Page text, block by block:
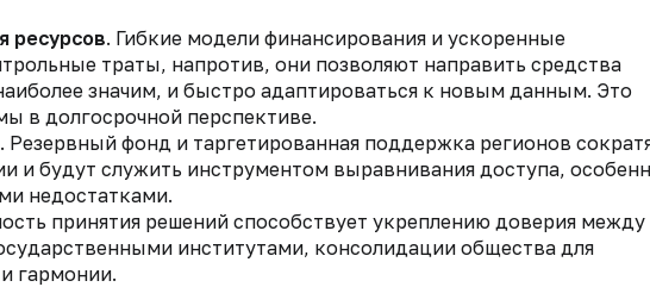
ресурсов. Гибкие модели финансирования и ускоренные
траты, напротив, они позволяют направить средства
значим, и быстро адаптироваться к новым данным. Это
в долгосрочной перспективе.
. Резервный фонд и таргетированная поддержка регионов
и будут служить инструментом выравнивания доступа,
недостатками.
принятия решений способствует укреплению доверия между
институтами, консолидации общества для
гармонии.